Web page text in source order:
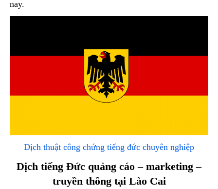
nay.
Dịch thuật công chứng tiếng đức chuyên nghiệp
Dịch tiếng Đức quảng cáo – marketing –
truyền thông tại Lào Cai